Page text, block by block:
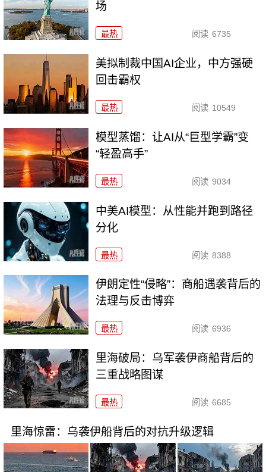
场
最热 阅读 6735
美拟制裁中国AI企业，中方强硬
回击霸权
最热 阅读 10549
模型蒸馏：让AI从“巨型学霸”变
“轻盈高手”
最热 阅读 9034
中美AI模型：从性能并跑到路径
分化
最热 阅读 8388
伊朗定性“侵略”：商船遇袭背后的
法理与反击博弈
最热 阅读 6936
里海破局：乌军袭伊商船背后的
三重战略图谋
最热 阅读 6685
里海惊雷：乌袭伊船背后的对抗升级逻辑